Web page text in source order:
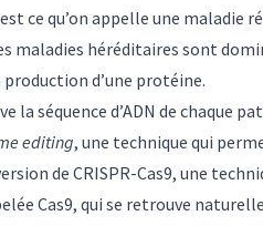
ce qu’on appelle une
maladies héréditaires sont
d’une protéine.
la séquence d’ADN de
editing, une technique qui
de CRISPR-Cas9, une
Cas9, qui se retrouve